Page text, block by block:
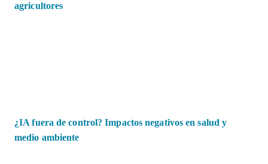
agricultores
¿IA fuera de control? Impactos negativos en salud y
medio ambiente